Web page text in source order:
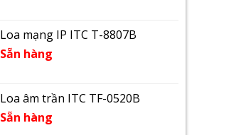
Loa mạng IP ITC T-8807B
Sẵn hàng
Loa âm trần ITC TF-0520B
Sẵn hàng